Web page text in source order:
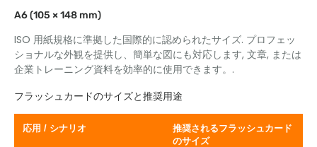
A6 (105 × 148 mm)
ISO 用紙規格に準拠した国際的に認められたサイズ. プロフェッ
ショナルな外観を提供し、簡単な図にも対応します, 文章, または
企業トレーニング資料を効率的に使用できます。.
フラッシュカードのサイズと推奨用途
応用 / シナリオ
推奨されるフラッシュカード
のサイズ